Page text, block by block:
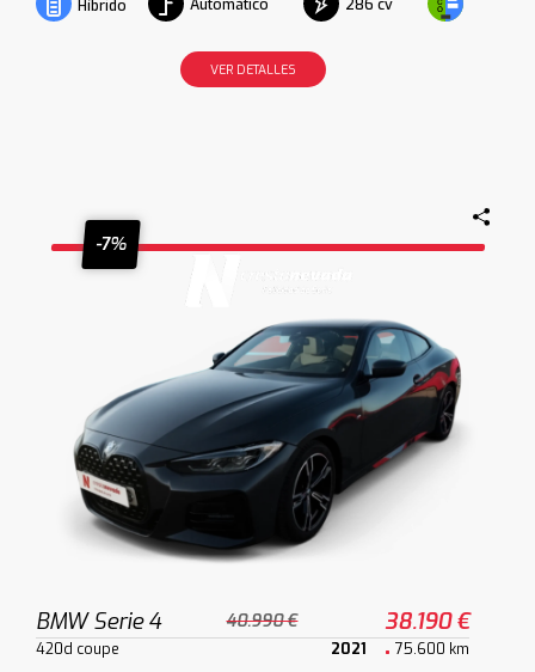
Híbrido Automático 286 cv
VER DETALLES
-7%
BMW Serie 4 40.990 € 38.190 €
420d coupe 2021 75.600 km